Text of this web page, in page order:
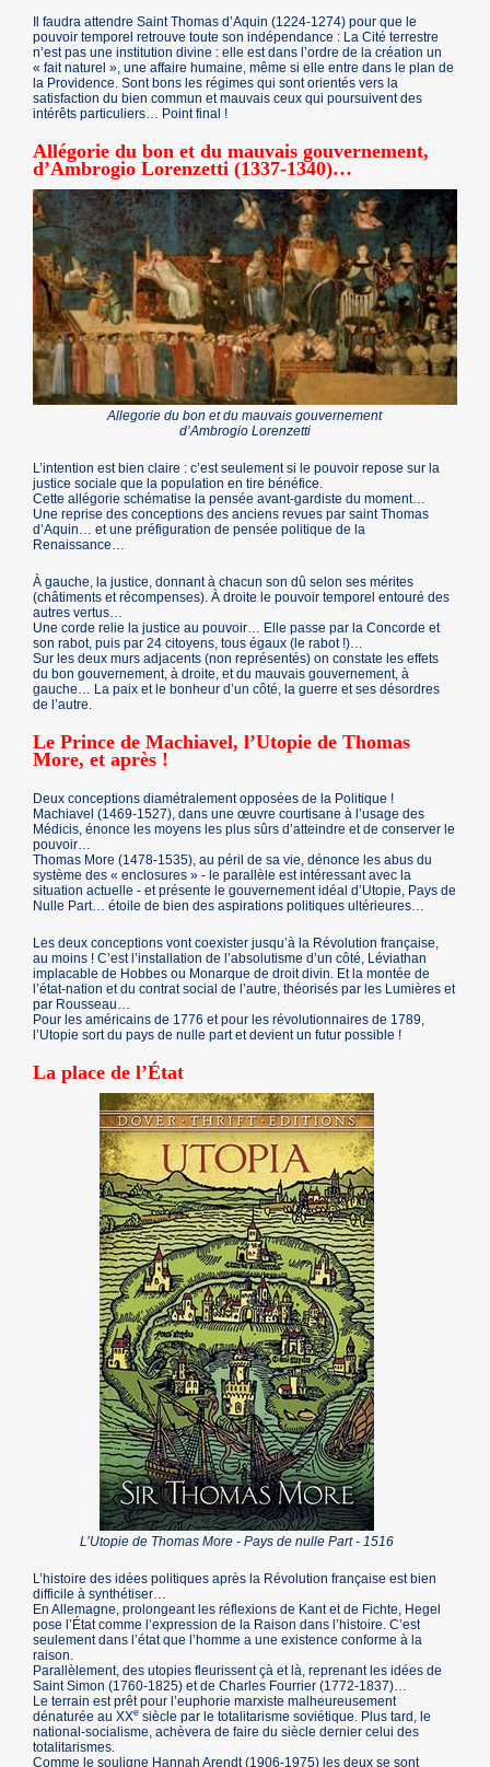
Il faudra attendre Saint Thomas d’Aquin (1224-1274) pour que le
pouvoir temporel retrouve toute son indépendance : La Cité terrestre
n’est pas une institution divine : elle est dans l’ordre de la création un
« fait naturel », une affaire humaine, même si elle entre dans le plan de
la Providence. Sont bons les régimes qui sont orientés vers la
satisfaction du bien commun et mauvais ceux qui poursuivent des
intérêts particuliers… Point final !
Allégorie du bon et du mauvais gouvernement,
d’Ambrogio Lorenzetti (1337-1340)…
Allegorie du bon et du mauvais gouvernement
d’Ambrogio Lorenzetti
L’intention est bien claire : c’est seulement si le pouvoir repose sur la
justice sociale que la population en tire bénéfice.
Cette allégorie schématise la pensée avant-gardiste du moment…
Une reprise des conceptions des anciens revues par saint Thomas
d’Aquin… et une préfiguration de pensée politique de la
Renaissance…
À gauche, la justice, donnant à chacun son dû selon ses mérites
(châtiments et récompenses). À droite le pouvoir temporel entouré des
autres vertus…
Une corde relie la justice au pouvoir… Elle passe par la Concorde et
son rabot, puis par 24 citoyens, tous égaux (le rabot !)…
Sur les deux murs adjacents (non représentés) on constate les effets
du bon gouvernement, à droite, et du mauvais gouvernement, à
gauche… La paix et le bonheur d’un côté, la guerre et ses désordres
de l’autre.
Le Prince de Machiavel, l’Utopie de Thomas
More, et après !
Deux conceptions diamétralement opposées de la Politique !
Machiavel (1469-1527), dans une œuvre courtisane à l’usage des
Médicis, énonce les moyens les plus sûrs d’atteindre et de conserver le
pouvoir…
Thomas More (1478-1535), au péril de sa vie, dénonce les abus du
système des « enclosures » - le parallèle est intéressant avec la
situation actuelle - et présente le gouvernement idéal d’Utopie, Pays de
Nulle Part… étoile de bien des aspirations politiques ultérieures…
Les deux conceptions vont coexister jusqu’à la Révolution française,
au moins ! C’est l’installation de l’absolutisme d’un côté, Léviathan
implacable de Hobbes ou Monarque de droit divin. Et la montée de
l’état-nation et du contrat social de l’autre, théorisés par les Lumières et
par Rousseau…
Pour les américains de 1776 et pour les révolutionnaires de 1789,
l’Utopie sort du pays de nulle part et devient un futur possible !
La place de l’État
L’Utopie de Thomas More - Pays de nulle Part - 1516
L’histoire des idées politiques après la Révolution française est bien
difficile à synthétiser…
En Allemagne, prolongeant les réflexions de Kant et de Fichte, Hegel
pose l’État comme l’expression de la Raison dans l’histoire. C’est
seulement dans l’état que l’homme a une existence conforme à la
raison.
Parallèlement, des utopies fleurissent çà et là, reprenant les idées de
Saint Simon (1760-1825) et de Charles Fourrier (1772-1837)…
Le terrain est prêt pour l’euphorie marxiste malheureusement
dénaturée au XXe siècle par le totalitarisme soviétique. Plus tard, le
national-socialisme, achèvera de faire du siècle dernier celui des
totalitarismes.
Comme le souligne Hannah Arendt (1906-1975) les deux se sont